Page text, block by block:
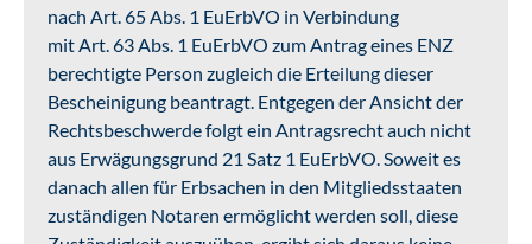
nach Art. 65 Abs. 1 EuErbVO in Verbindung
mit Art. 63 Abs. 1 EuErbVO zum Antrag eines ENZ
berechtigte Person zugleich die Erteilung dieser
Bescheinigung beantragt. Entgegen der Ansicht der
Rechtsbeschwerde folgt ein Antragsrecht auch nicht
aus Erwägungsgrund 21 Satz 1 EuErbVO. Soweit es
danach allen für Erbsachen in den Mitgliedsstaaten
zuständigen Notaren ermöglicht werden soll, diese